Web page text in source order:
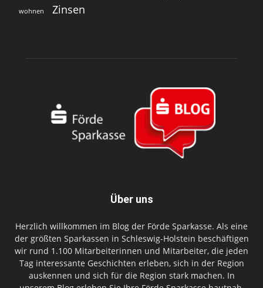
wohnen Zinsen
Über uns
Herzlich willkommen im Blog der Förde Sparkasse. Als eine
der größten Sparkassen in Schleswig-Holstein beschäftigen
wir rund 1.100 Mitarbeiterinnen und Mitarbeiter, die jeden
Tag interessante Geschichten erleben, sich in der Region
auskennen und sich für die Region stark machen. In